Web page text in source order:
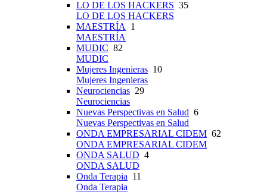
LO DE LOS HACKERS 35
LO DE LOS HACKERS
MAESTRÍA 1
MAESTRÍA
MUDIC 82
MUDIC
Mujeres Ingenieras 10
Mujeres Ingenieras
Neurociencias 29
Neurociencias
Nuevas Perspectivas en Salud 6
Nuevas Perspectivas en Salud
ONDA EMPRESARIAL CIDEM 62
ONDA EMPRESARIAL CIDEM
ONDA SALUD 4
ONDA SALUD
Onda Terapia 11
Onda Terapia